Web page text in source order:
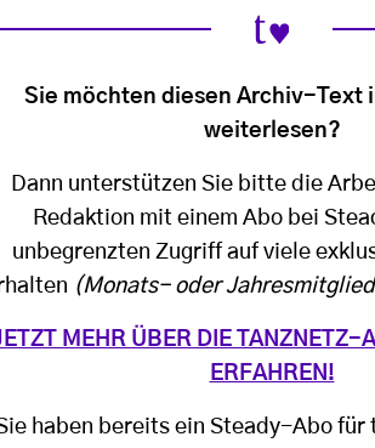
Sie möchten diesen Archiv-Text
weiterlesen?
Dann unterstützen Sie bitte die
Redaktion mit einem Abo bei
unbegrenzten Zugriff auf viele
(Monats- oder
MEHR ÜBER DIE TANZNETZ-
ERFAHREN!
haben bereits ein Steady-Abo für